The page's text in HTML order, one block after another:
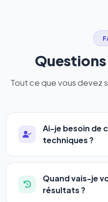
Tout ce que vous devez
Ai-je besoin de
techniques ?
Absolument pas. Notre
être accessible àtous
commerçants, auto-
Quand vais-je
résultats ?